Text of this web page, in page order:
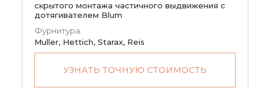
скрытого монтажа частичного выдвижения с
дотягивателем Blum
Фурнитура:
Muller, Hettich, Starax, Reis
УЗНАТЬ ТОЧНУЮ СТОИМОСТЬ